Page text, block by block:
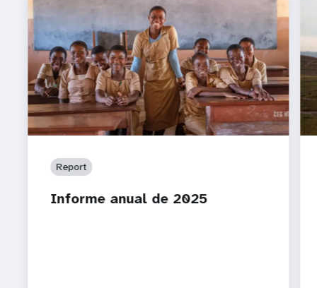
Report
Informe anual de 2025